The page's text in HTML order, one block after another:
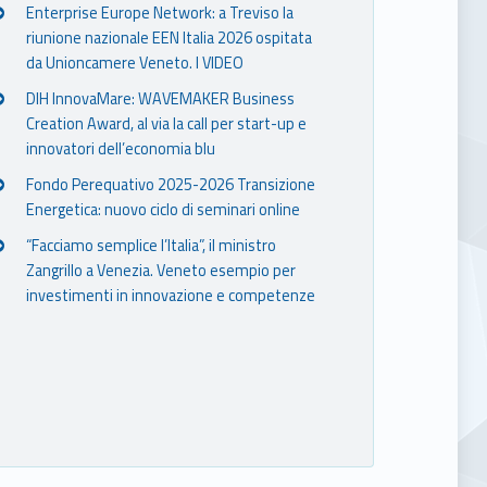
Enterprise Europe Network: a Treviso la
riunione nazionale EEN Italia 2026 ospitata
da Unioncamere Veneto. I VIDEO
DIH InnovaMare: WAVEMAKER Business
Creation Award, al via la call per start-up e
innovatori dell’economia blu
Fondo Perequativo 2025-2026 Transizione
Energetica: nuovo ciclo di seminari online
“Facciamo semplice l’Italia”, il ministro
Zangrillo a Venezia. Veneto esempio per
investimenti in innovazione e competenze